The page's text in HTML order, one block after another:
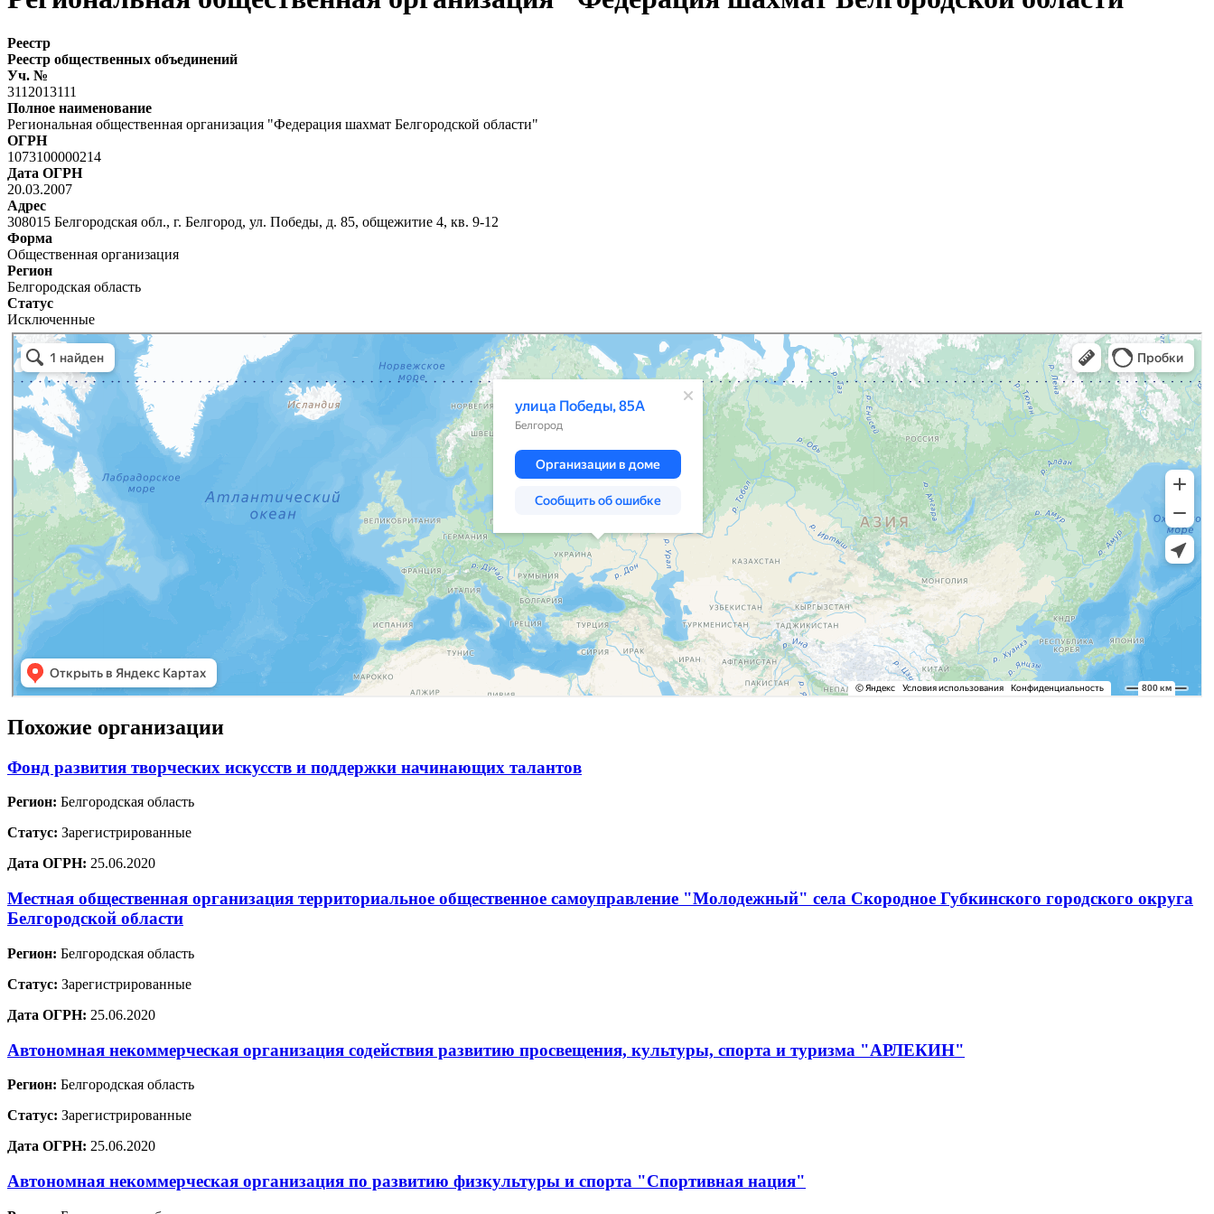
Реестр
Реестр общественных объединений
Уч. №
3112013111
Полное наименование
Региональная общественная организация "Федерация шахмат Белгородской области"
ОГРН
1073100000214
Дата ОГРН
20.03.2007
Адрес
308015 Белгородская обл., г. Белгород, ул. Победы, д. 85, общежитие 4, кв. 9-12
Форма
Общественная организация
Регион
Белгородская область
Статус
Исключенные
Похожие организации
Фонд развития творческих искусств и поддержки начинающих талантов
Регион: Белгородская область
Статус: Зарегистрированные
Дата ОГРН: 25.06.2020
Местная общественная организация территориальное общественное самоуправление "Молодежный" села Скородное Губкинского городского округа
Белгородской области
Регион: Белгородская область
Статус: Зарегистрированные
Дата ОГРН: 25.06.2020
Автономная некоммерческая организация содействия развитию просвещения, культуры, спорта и туризма "АРЛЕКИН"
Регион: Белгородская область
Статус: Зарегистрированные
Дата ОГРН: 25.06.2020
Автономная некоммерческая организация по развитию физкультуры и спорта "Спортивная нация"